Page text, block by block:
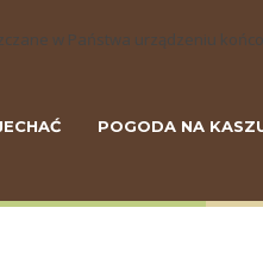
w Państwa urządzeniu
POGODA NA